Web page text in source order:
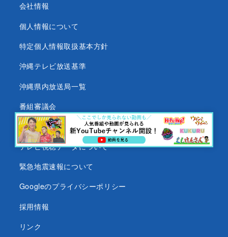
会社情報
個人情報について
特定個人情報取扱基本方針
沖縄テレビ放送基準
沖縄県内放送局一覧
番組審議会
沖縄テレビ名義の後援依頼について
テレビ視聴データについて
緊急地震速報について
Googleのプライバシーポリシー
採用情報
リンク